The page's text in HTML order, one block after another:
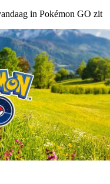
in Pokémon GO zit